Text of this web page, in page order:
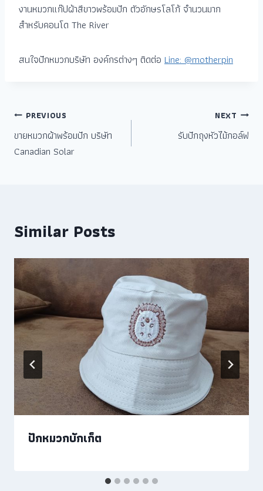
งานหมวกแก๊ปผ้าสีขาวพร้อมปัก ตัวอักษรโลโก้ จำนวนมาก
สำหรับคอนโด The River
สนใจปักหมวกบริษัท องค์กรต่างๆ ติดต่อ Line: @motherpin
PREVIOUS
ขายหมวกผ้าพร้อมปัก บริษัท
Canadian Solar
NEXT
รับปักถุงหัวไม้กอล์ฟ
Similar Posts
ปักหมวกบักเก็ต